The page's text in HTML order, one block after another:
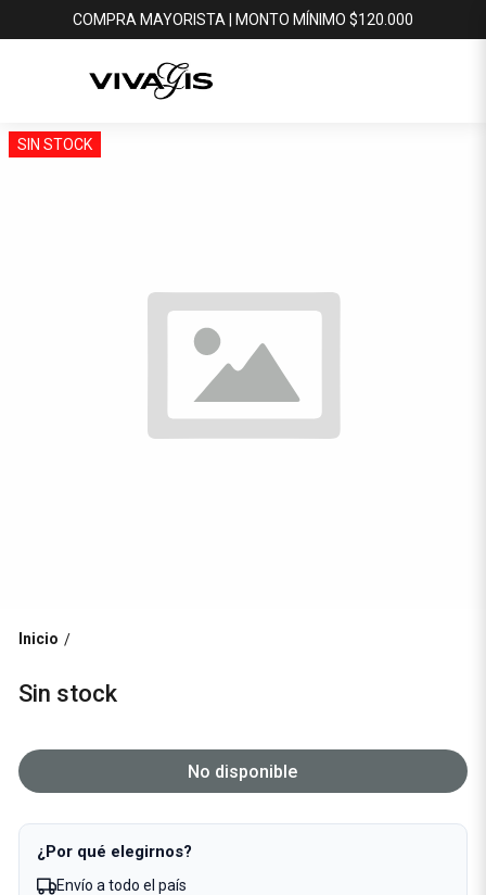
COMPRA MAYORISTA | MONTO MÍNIMO $120.000
SIN STOCK
Inicio /
Sin stock
No disponible
¿Por qué elegirnos?
Envío a todo el país